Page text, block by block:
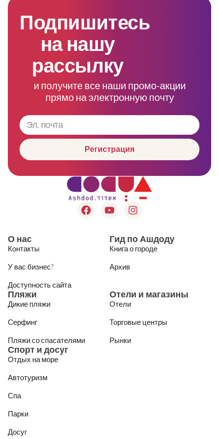
Подпишитесь
на нашу
рассылку
и получите все наши промо-акции
прямо на электронную почту
Регистрация
О нас
Контакты
У вас бизнес?
Доступность сайта
Гид по Ашдоду
Книга о городе
Архив
Пляжи
Дикие пляжи
Серфинг
Пляжи со спасателями
Отели и магазины
Отели
Торговые центры
Рынки
Спорт и досуг
Отдых на море
Автотуризм
Спа
Парки
Досуг